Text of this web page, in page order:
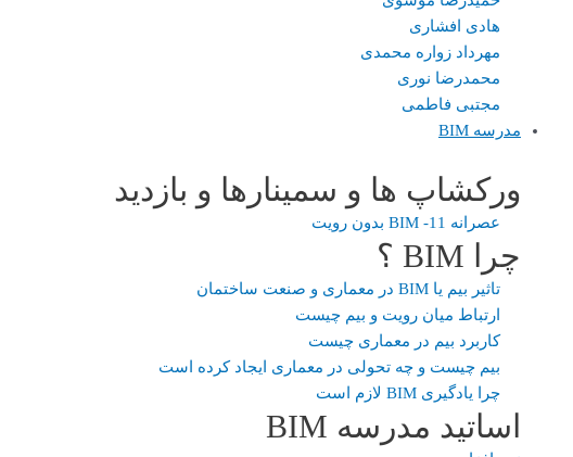
هادی افشاری
مهرداد زواره محمدی
محمدرضا نوری
مجتبی فاطمی
مدرسه BIM
ورکشاپ ها و سمینارها و بازدید
عصرانه 11- BIM بدون رویت
چرا BIM ؟
تاثیر بیم یا BIM در معماری و صنعت ساختمان
ارتباط میان رویت و بیم چیست
کاربرد بیم در معماری چیست
بیم چیست و چه تحولی در معماری ایجاد کرده است
چرا یادگیری BIM لازم است
اساتید مدرسه BIM